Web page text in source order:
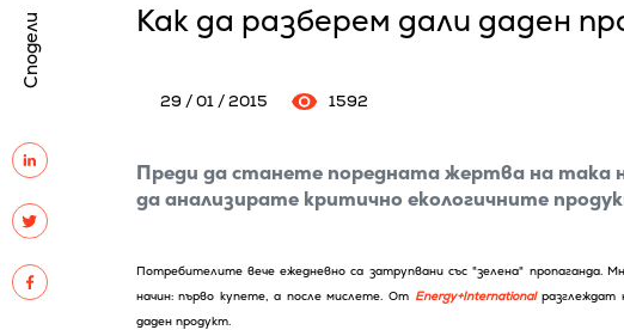
Сподели Как да разберем дали даден
29 / 01 / 2015 1592
Преди да станетe поредната жертва на така
да анализирате критично екологичните
Потребителите вече ежедневно са затрупвани със "зелена" пропаганда.
начин: първо купете, а после мислете. От Energy+Internationalразглеждат
даден продукт.